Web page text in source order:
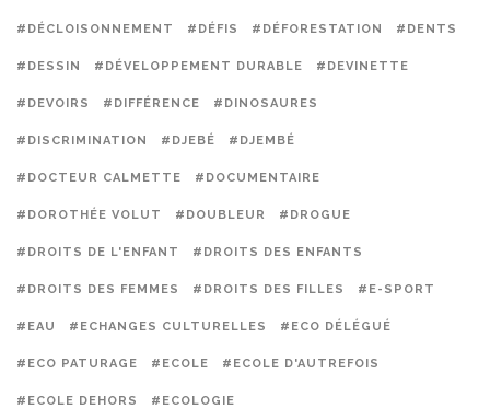
#DÉCLOISONNEMENT #DÉFIS #DÉFORESTATION #DENTS
#DESSIN #DÉVELOPPEMENT DURABLE #DEVINETTE
#DEVOIRS #DIFFÉRENCE #DINOSAURES
#DISCRIMINATION #DJEBÉ #DJEMBÉ
#DOCTEUR CALMETTE #DOCUMENTAIRE
#DOROTHÉE VOLUT #DOUBLEUR #DROGUE
#DROITS DE L'ENFANT #DROITS DES ENFANTS
#DROITS DES FEMMES #DROITS DES FILLES #E-SPORT
#EAU #ECHANGES CULTURELLES #ECO DÉLÉGUÉ
#ECO PATURAGE #ECOLE #ECOLE D'AUTREFOIS
#ECOLE DEHORS #ECOLOGIE